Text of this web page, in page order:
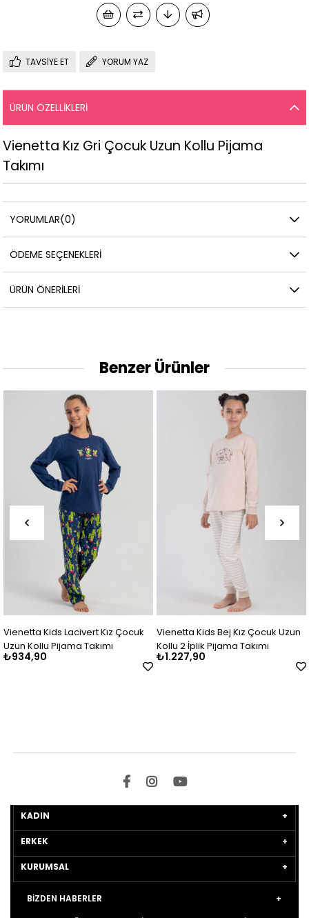
TAVSIYE ET YORUM YAZ
ÜRÜN ÖZELLIKLERI
Vienetta Kız Gri Çocuk Uzun Kollu Pijama
Takımı
YORUMLAR(0)
ÖDEME SEÇENEKLERI
ÜRÜN ÖNERILERI
Benzer Ürünler
Vienetta Kids Lacivert Kız Çocuk
Uzun Kollu Pijama Takımı
₺934,90
Vienetta Kids Bej Kız Çocuk Uzun
Kollu 2 İplik Pijama Takımı
₺1.227,90
KADIN
ERKEK
KURUMSAL
BİZDEN HABERLER